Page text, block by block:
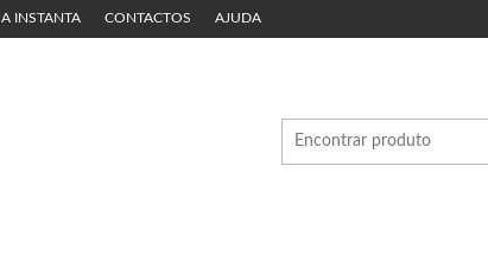
A INSTANTA CONTACTOS AJUDA